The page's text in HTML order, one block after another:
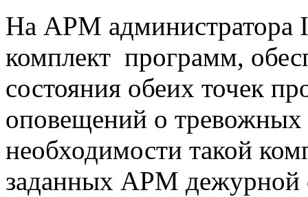
На АРМ администратора
комплект программ,
состояния обеих точек
оповещений о
необходимости такой
заданных АРМ дежурной